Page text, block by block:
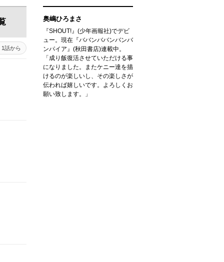
1話から
奥嶋ひろまさ
『SHOUT!』(少年画報社)でデビ
ュー。現在『ババンババンバンバ
ンパイア』(秋田書店)連載中。
「成り飯復活させていただける事
になりました。またケニー達を描
けるのが楽しいし、その楽しさが
伝われば嬉しいです。よろしくお
願い致します。」